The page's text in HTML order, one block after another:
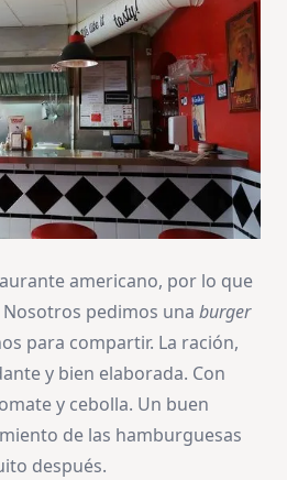
americano, por lo que
Nosotros pedimos una burger
para compartir. La ración,
y bien elaborada. Con
y cebolla. Un buen
de las hamburguesas
después.